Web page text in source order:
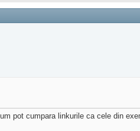
pot cumpara linkurile ca cele din